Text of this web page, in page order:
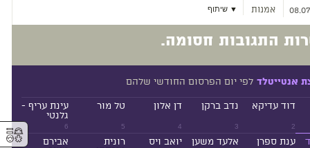
אמנות ▼ שיתוף
התגובות חסומה.
אנטייטלד לפי יום הפרסום החודשי שלהם
2
דוד עדיקא
3
נדב ברקן
4
דן אלון
5
טל מור
6
עינת עריף -
גלנטי
ענת ספרן אלעד משען יואב ויס
רונית
אבירם
⚥︎